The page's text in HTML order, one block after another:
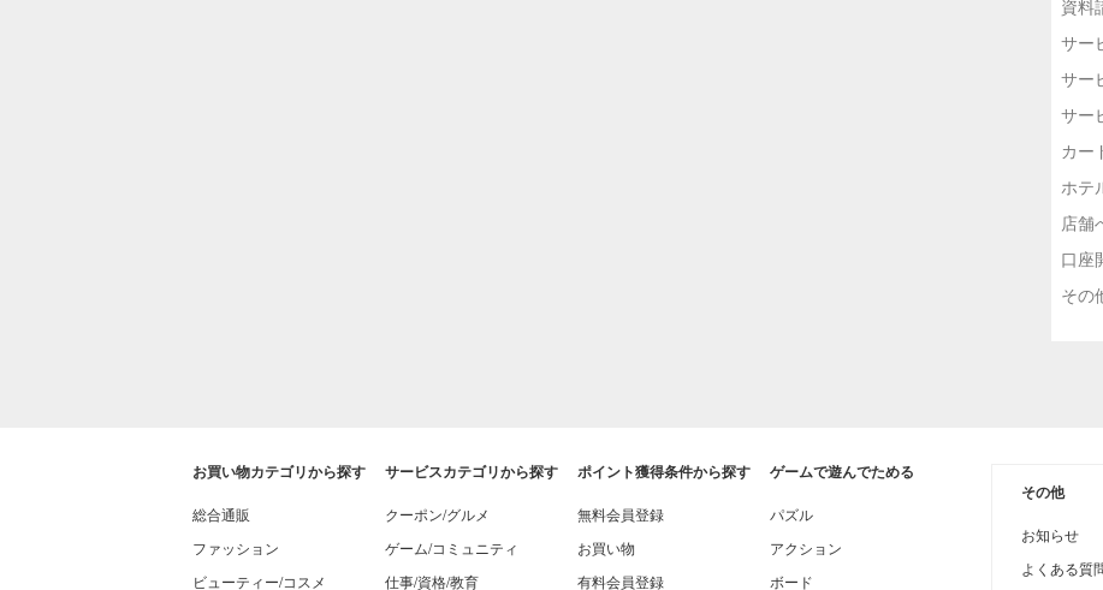
資料
サー
サー
サー
カー
ホテ
店舗
口座
その
お買い物カテゴリから探す
総合通販
ファッション
ビューティー/コスメ
サービスカテゴリから探す
クーポン/グルメ
ゲーム/コミュニティ
仕事/資格/教育
ポイント獲得条件から探す
無料会員登録
お買い物
有料会員登録
ゲームで遊んでためる
パズル
アクション
ボード
その他
お知らせ
よくある質